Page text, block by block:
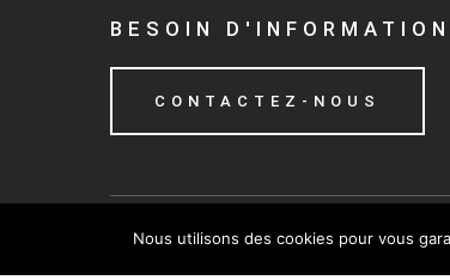
BESOIN
CONTACTEZ-NOUS
Nous utilisons des cookies pour vous